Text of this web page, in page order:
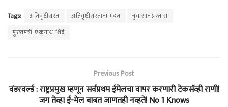
Tags: अतिवृष्टीग्रस्त अतिवृष्टीग्रस्तांना मदत
नुकसानग्रस्तास
मुख्यमंत्री एकनाथ शिंदे
Previous Post
वंडरवर्ल्ड : राष्ट्रप्रमुख म्हणून सर्वप्रथम ईमेलचा वापर करणारी टेकसॅव्ही राणी!
जग तेव्हा ई-मेल बाबत जाणतही नव्हते! No 1 Knows